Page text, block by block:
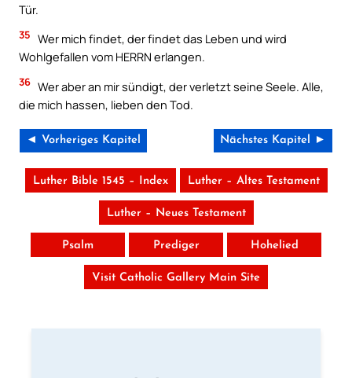
Tür.
35 Wer mich findet, der findet das Leben und wird
Wohlgefallen vom HERRN erlangen.
36 Wer aber an mir sündigt, der verletzt seine Seele. Alle,
die mich hassen, lieben den Tod.
◄ Vorheriges Kapitel Nächstes Kapitel ►
Luther Bible 1545 – Index Luther – Altes Testament
Luther – Neues Testament
Psalm Prediger Hohelied
Visit Catholic Gallery Main Site